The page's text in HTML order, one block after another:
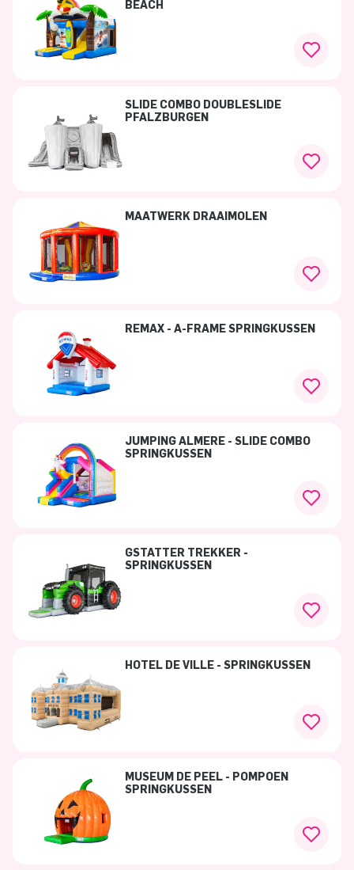
BEACH
SLIDE COMBO DOUBLESLIDE
PFALZBURGEN
MAATWERK DRAAIMOLEN
REMAX - A-FRAME SPRINGKUSSEN
JUMPING ALMERE - SLIDE COMBO
SPRINGKUSSEN
GSTATTER TREKKER -
SPRINGKUSSEN
HOTEL DE VILLE - SPRINGKUSSEN
MUSEUM DE PEEL - POMPOEN
SPRINGKUSSEN